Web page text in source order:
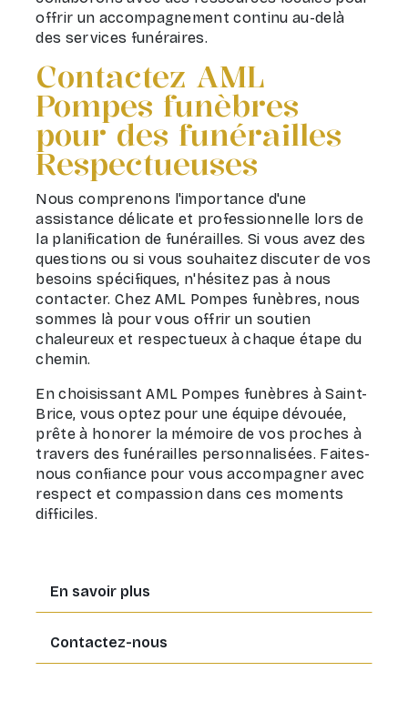
offrir un accompagnement continu au-delà
des services funéraires.
Contactez AML
Pompes funèbres
pour des funérailles
Respectueuses
Nous comprenons l'importance d'une
assistance délicate et professionnelle lors de
la planification de funérailles. Si vous avez des
questions ou si vous souhaitez discuter de vos
besoins spécifiques, n'hésitez pas à nous
contacter. Chez AML Pompes funèbres, nous
sommes là pour vous offrir un soutien
chaleureux et respectueux à chaque étape du
chemin.
En choisissant AML Pompes funèbres à Saint-
Brice, vous optez pour une équipe dévouée,
prête à honorer la mémoire de vos proches à
travers des funérailles personnalisées. Faites-
nous confiance pour vous accompagner avec
respect et compassion dans ces moments
difficiles.
En savoir plus
Contactez-nous